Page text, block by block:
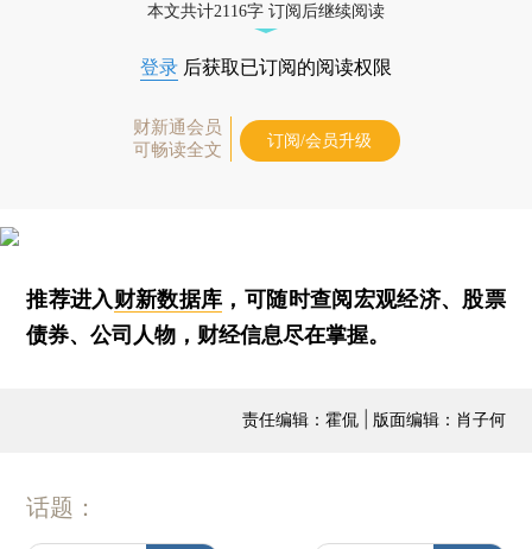
本文共计2116字 订阅后继续阅读
登录 后获取已订阅的阅读权限
财新通会员
可畅读全文
订阅/会员升级
推荐进入财新数据库 ，可随时查阅宏观经济、股票
债券、公司人物，财经信息尽在掌握。
责任编辑：霍侃 | 版面编辑：肖子何
话题：